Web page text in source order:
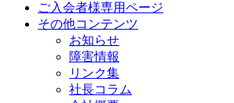
ご入会者様専用ページ
その他コンテンツ
お知らせ
障害情報
リンク集
社長コラム